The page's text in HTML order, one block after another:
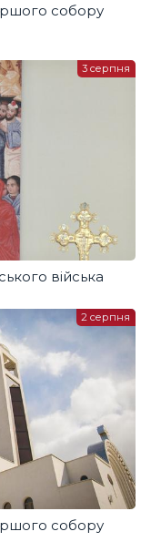
собору
війська
3 серпня
собору
2 серпня